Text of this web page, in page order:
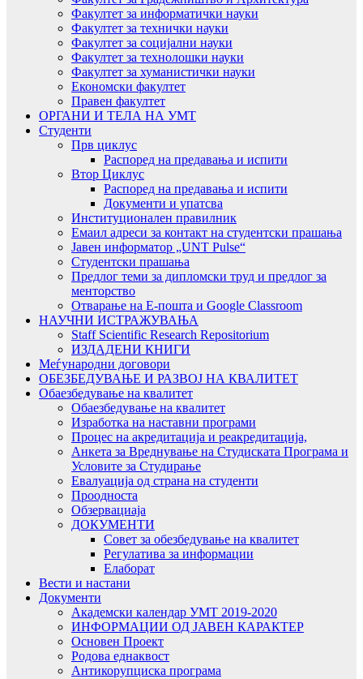
Факултет за информатички науки
Факултет за технички науки
Факултет за социјални науки
Факултет за технолошки науки
Факултет за хуманистички науки
Економски факултет
Правен факултет
ОРГАНИ И ТЕЛА НА УМТ
Студенти
Прв циклус
Распоред на предавањa и испити
Втор Циклус
Распоред на предавањa и испити
Документи и упатсва
Институционален правилник
Емаил адреси за контакт на студентски прашања
Јавен информатор „UNT Pulse“
Студентски прашања
Предлог теми за дипломски труд и предлог за
менторство
Отварање на Е-пошта и Google Classroom
НАУЧНИ ИСТРАЖУВАЊА
Staff Scientific Research Repositorium
ИЗДАДЕНИ КНИГИ
Меѓународни договори
ОБЕЗБЕДУВАЊЕ И РАЗВОЈ НА КВАЛИТЕТ
Обаезбедување на квалитет
Обаезбедување на квалитет
Изработка на наставни програми
Процес на акредитација и реакредитација,
Анкета за Вреднување на Студиската Програма и
Условите за Студирање
Евалуација од страна на студенти
Проодноста
Обзервациаја
ДОКУМЕНТИ
Совет за обезбедување на квалитет
Регулатива за информации
Елаборат
Вести и настани
Документи
Академски календар УМТ 2019-2020
ИНФОРМАЦИИ ОД ЈАВЕН КАРАКТЕР
Основен Проект
Родова еднаквост
Антикорупциска програма